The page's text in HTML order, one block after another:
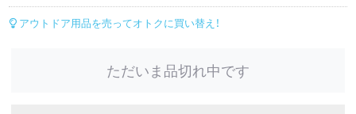
アウトドア用品を売ってオトクに買い替え！
ただいま品切れ中です